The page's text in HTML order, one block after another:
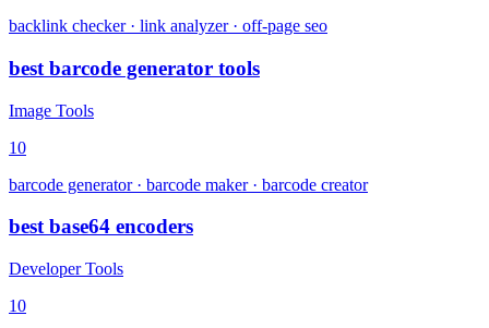
backlink checker · link analyzer · off-page seo
best barcode generator tools
Image Tools
10
barcode generator · barcode maker · barcode creator
best base64 encoders
Developer Tools
10